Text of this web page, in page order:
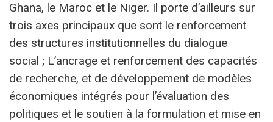
Ghana, le Maroc et le Niger. Il porte d’ailleurs sur
trois axes principaux que sont le renforcement
des structures institutionnelles du dialogue
social ; L’ancrage et renforcement des capacités
de recherche, et de développement de modèles
économiques intégrés pour l’évaluation des
politiques et le soutien à la formulation et mise en